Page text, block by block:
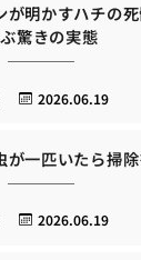
が明かすハチの
驚きの実態
2026.06.19
が一匹いたら掃
2026.06.19